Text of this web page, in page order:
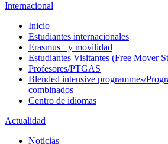
Internacional
Inicio
Estudiantes internacionales
Erasmus+ y movilidad
Estudiantes Visitantes (Free Mover
Profesores/PTGAS
Blended intensive programmes/
combinados
Centro de idiomas
Actualidad
Noticias